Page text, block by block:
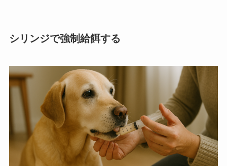
シリンジで強制給餌する